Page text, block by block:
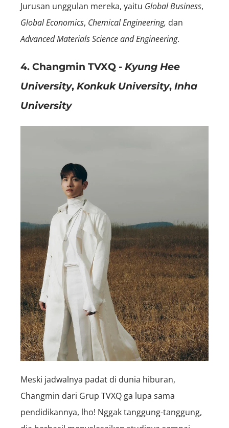
Jurusan unggulan mereka, yaitu Global Business,
Global Economics, Chemical Engineering, dan
Advanced Materials Science and Engineering.
4. Changmin TVXQ - Kyung Hee
University, Konkuk University, Inha
University
Meski jadwalnya padat di dunia hiburan,
Changmin dari Grup TVXQ ga lupa sama
pendidikannya, lho! Nggak tanggung-tanggung,